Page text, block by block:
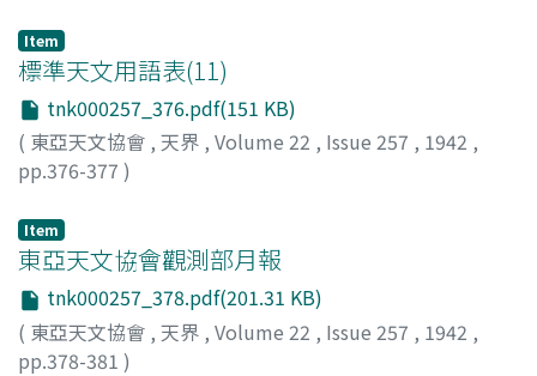
Item
標準天文用語表(11)
tnk000257_376.pdf(151 KB)
( 東亞天文協會 , 天界 , Volume 22 , Issue 257 , 1942 ,
pp.376-377 )
Item
東亞天文協會觀測部月報
tnk000257_378.pdf(201.31 KB)
( 東亞天文協會 , 天界 , Volume 22 , Issue 257 , 1942 ,
pp.378-381 )